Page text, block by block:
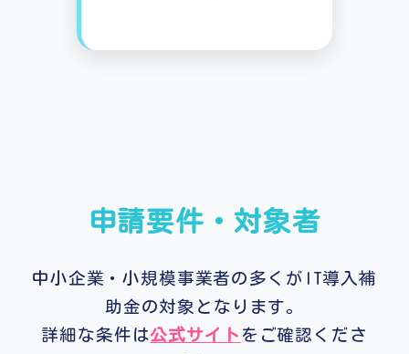
申請要件・対象者
中小企業・小規模事業者の多くがIT導入補
助金の対象となります。
詳細な条件は公式サイト をご確認くださ